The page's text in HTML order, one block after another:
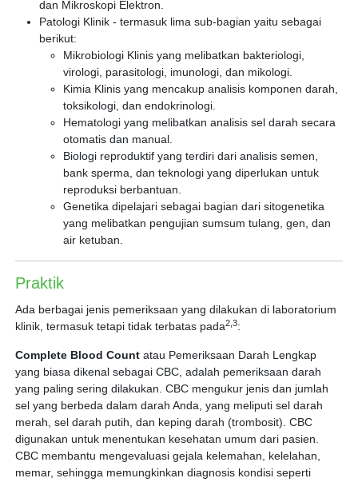
dan Mikroskopi Elektron.
Patologi Klinik - termasuk lima sub-bagian yaitu sebagai
berikut:
Mikrobiologi Klinis yang melibatkan bakteriologi,
virologi, parasitologi, imunologi, dan mikologi.
Kimia Klinis yang mencakup analisis komponen darah,
toksikologi, dan endokrinologi.
Hematologi yang melibatkan analisis sel darah secara
otomatis dan manual.
Biologi reproduktif yang terdiri dari analisis semen,
bank sperma, dan teknologi yang diperlukan untuk
reproduksi berbantuan.
Genetika dipelajari sebagai bagian dari sitogenetika
yang melibatkan pengujian sumsum tulang, gen, dan
air ketuban.
Praktik
Ada berbagai jenis pemeriksaan yang dilakukan di laboratorium
klinik, termasuk tetapi tidak terbatas pada2,3:
Complete Blood Countatau Pemeriksaan Darah Lengkap
yang biasa dikenal sebagai CBC, adalah pemeriksaan darah
yang paling sering dilakukan. CBC mengukur jenis dan jumlah
sel yang berbeda dalam darah Anda, yang meliputi sel darah
merah, sel darah putih, dan keping darah (trombosit). CBC
digunakan untuk menentukan kesehatan umum dari pasien.
CBC membantu mengevaluasi gejala kelemahan, kelelahan,
memar, sehingga memungkinkan diagnosis kondisi seperti